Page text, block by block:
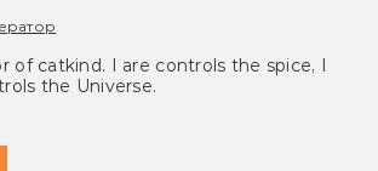
of catkind. I are controls the spice, I
the Universe.